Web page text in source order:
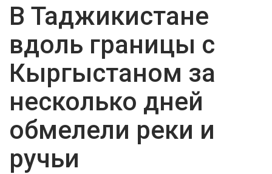
В Таджикистане
вдоль границы с
Кыргыстаном за
несколько дней
обмелели реки и
ручьи